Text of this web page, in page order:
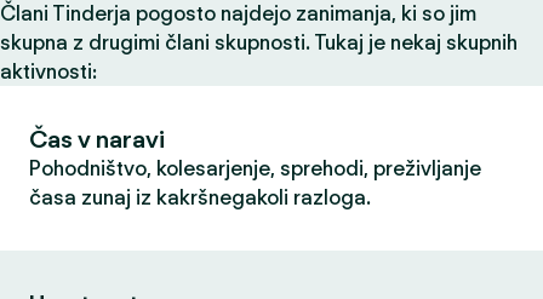
Člani Tinderja pogosto najdejo zanimanja, ki so jim
skupna z drugimi člani skupnosti. Tukaj je nekaj skupnih
aktivnosti:
Čas v naravi
Pohodništvo, kolesarjenje, sprehodi, preživljanje
časa zunaj iz kakršnegakoli razloga.